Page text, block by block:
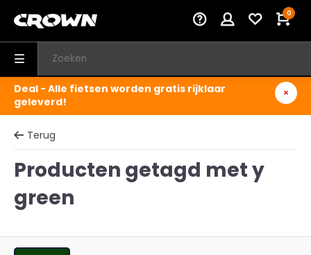
0
Deal - Alle fietsen worden gratis rijklaar
geleverd!
Terug
Producten getagd met y
green